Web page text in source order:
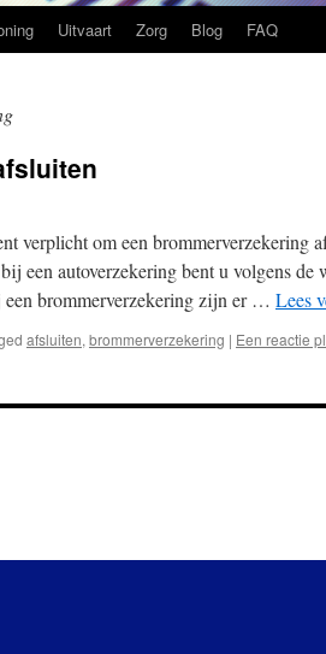
Uitvaart Zorg Blog FAQ
verplicht om een brommerverzekering
een autoverzekering bent u volgens de
brommerverzekering zijn er … Lees
afsluiten, brommerverzekering | Een reactie